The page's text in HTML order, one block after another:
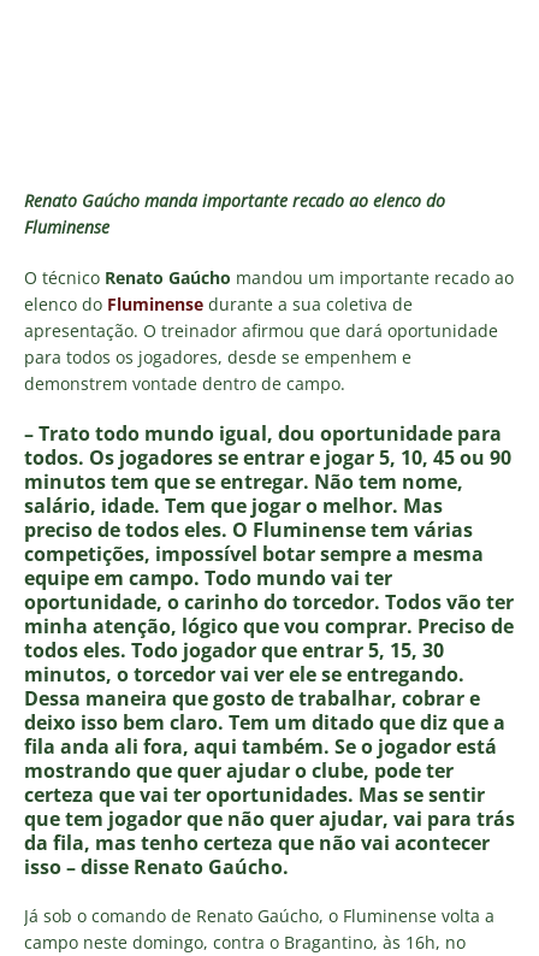
Renato Gaúcho manda importante recado ao elenco do
Fluminense
O técnico Renato Gaúcho mandou um importante recado ao
elenco do Fluminense durante a sua coletiva de
apresentação. O treinador afirmou que dará oportunidade
para todos os jogadores, desde se empenhem e
demonstrem vontade dentro de campo.
– Trato todo mundo igual, dou oportunidade para
todos. Os jogadores se entrar e jogar 5, 10, 45 ou 90
minutos tem que se entregar. Não tem nome,
salário, idade. Tem que jogar o melhor. Mas
preciso de todos eles. O Fluminense tem várias
competições, impossível botar sempre a mesma
equipe em campo. Todo mundo vai ter
oportunidade, o carinho do torcedor. Todos vão ter
minha atenção, lógico que vou comprar. Preciso de
todos eles. Todo jogador que entrar 5, 15, 30
minutos, o torcedor vai ver ele se entregando.
Dessa maneira que gosto de trabalhar, cobrar e
deixo isso bem claro. Tem um ditado que diz que a
fila anda ali fora, aqui também. Se o jogador está
mostrando que quer ajudar o clube, pode ter
certeza que vai ter oportunidades. Mas se sentir
que tem jogador que não quer ajudar, vai para trás
da fila, mas tenho certeza que não vai acontecer
isso – disse Renato Gaúcho.
Já sob o comando de Renato Gaúcho, o Fluminense volta a
campo neste domingo, contra o Bragantino, às 16h, no